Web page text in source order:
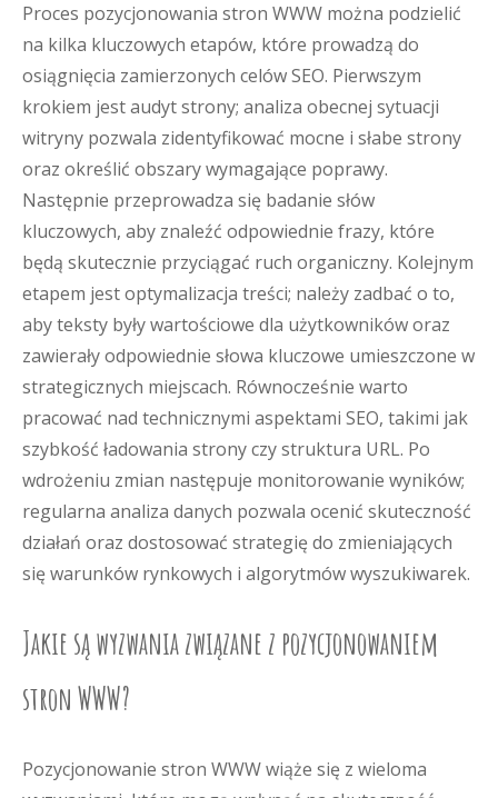
Proces pozycjonowania stron WWW można podzielić
na kilka kluczowych etapów, które prowadzą do
osiągnięcia zamierzonych celów SEO. Pierwszym
krokiem jest audyt strony; analiza obecnej sytuacji
witryny pozwala zidentyfikować mocne i słabe strony
oraz określić obszary wymagające poprawy.
Następnie przeprowadza się badanie słów
kluczowych, aby znaleźć odpowiednie frazy, które
będą skutecznie przyciągać ruch organiczny. Kolejnym
etapem jest optymalizacja treści; należy zadbać o to,
aby teksty były wartościowe dla użytkowników oraz
zawierały odpowiednie słowa kluczowe umieszczone w
strategicznych miejscach. Równocześnie warto
pracować nad technicznymi aspektami SEO, takimi jak
szybkość ładowania strony czy struktura URL. Po
wdrożeniu zmian następuje monitorowanie wyników;
regularna analiza danych pozwala ocenić skuteczność
działań oraz dostosować strategię do zmieniających
się warunków rynkowych i algorytmów wyszukiwarek.
Jakie są wyzwania związane z pozycjonowaniem
stron WWW?
Pozycjonowanie stron WWW wiąże się z wieloma